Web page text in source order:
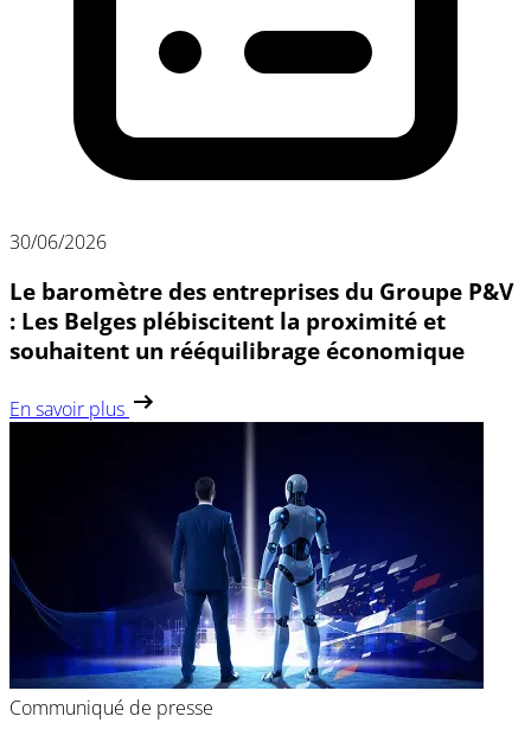
30/06/2026
Le baromètre des entreprises du Groupe P&V
: Les Belges plébiscitent la proximité et
souhaitent un rééquilibrage économique
En savoir plus
Communiqué de presse